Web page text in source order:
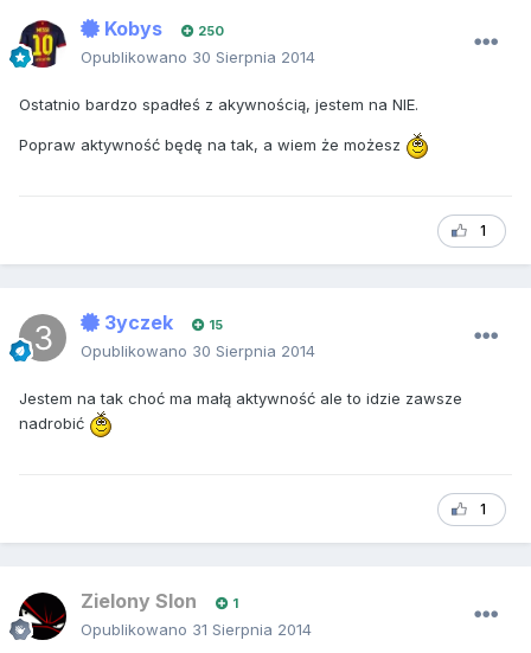
Kobys 250
Opublikowano 30 Sierpnia 2014
Ostatnio bardzo spadłeś z akywnością, jestem na NIE.
Popraw aktywność będę na tak, a wiem że możesz
1
3yczek 15
Opublikowano 30 Sierpnia 2014
Jestem na tak choć ma małą aktywność ale to idzie zawsze
nadrobić
1
Zielony Slon 1
Opublikowano 31 Sierpnia 2014